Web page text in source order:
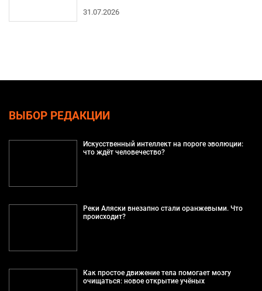
31.07.2026
ВЫБОР РЕДАКЦИИ
Искусственный интеллект на пороге эволюции:
что ждёт человечество?
Реки Аляски внезапно стали оранжевыми. Что
происходит?
Как простое движение тела помогает мозгу
очищаться: новое открытие учёных